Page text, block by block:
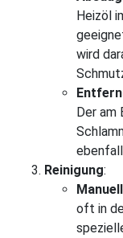
Heizöl
wird
Der am
Reinigung:
oft in